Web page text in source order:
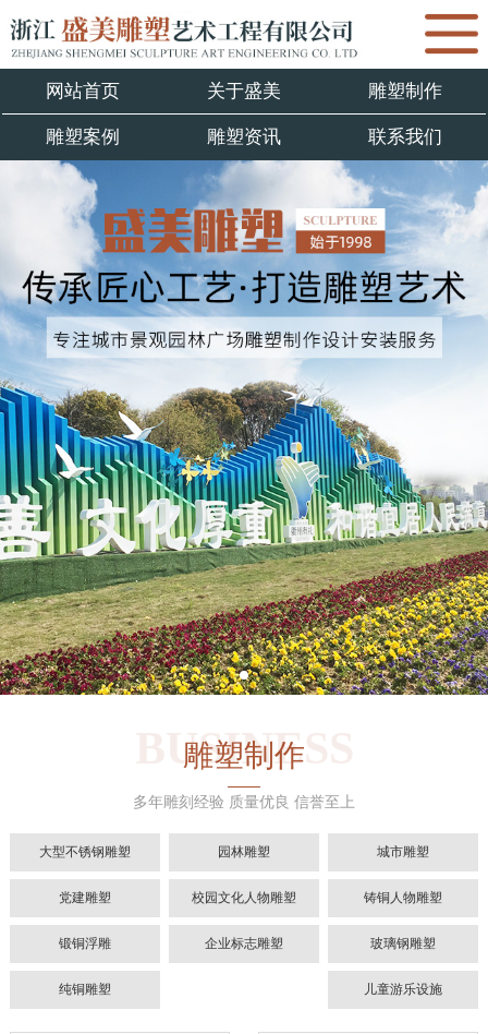
网站首页 关于盛美 雕塑制作
雕塑案例 雕塑资讯 联系我们
雕塑制作
多年雕刻经验 质量优良 信誉至上
BUSINESS
大型不锈钢雕塑 园林雕塑 城市雕塑
党建雕塑 校园文化人物雕塑 铸铜人物雕塑
锻铜浮雕 企业标志雕塑 玻璃钢雕塑
纯铜雕塑 儿童游乐设施